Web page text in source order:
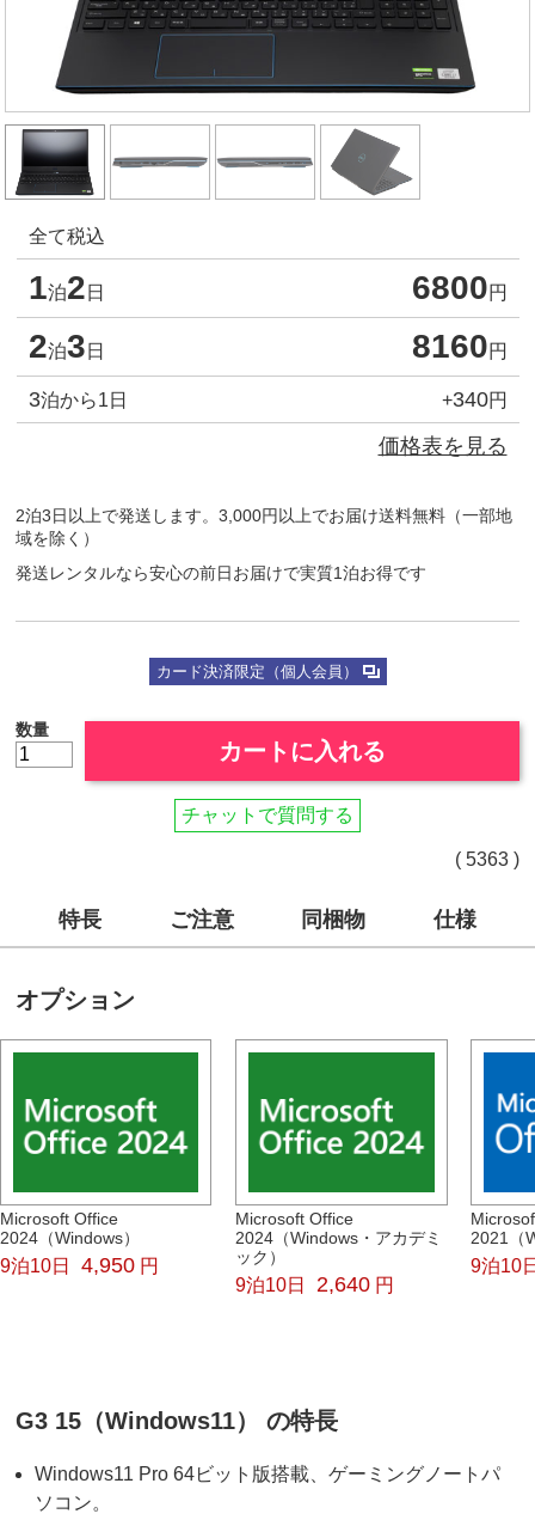
全て税込
1泊2 日 6800円
2泊3 日 8160円
3泊から1日 +340円
価格表を見る
2泊3日以上で発送します。3,000円以上でお届け送料無料（一部地
域を除く）
発送レンタルなら安心の前日お届けで実質1泊お得です
カード決済限定（個人会員）
数量
カートに入れる
チャットで質問する
( 5363 )
特長 ご注意 同梱物 仕様
オプション
Microsoft Office
2024（Windows）
9泊10日 4,950 円
Microsoft Office
2024（Windows・アカデミ
ック）
9泊10日 2,640 円
2021（
9泊10
G3 15（Windows11） の特長
Windows11 Pro 64ビット版搭載、ゲーミングノートパ
ソコン。